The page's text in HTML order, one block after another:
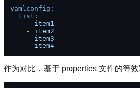
yamlconfig:
list:
-
item1
-
item2
-
item3
-
item4
作为对比，基于 properties 文件的等效